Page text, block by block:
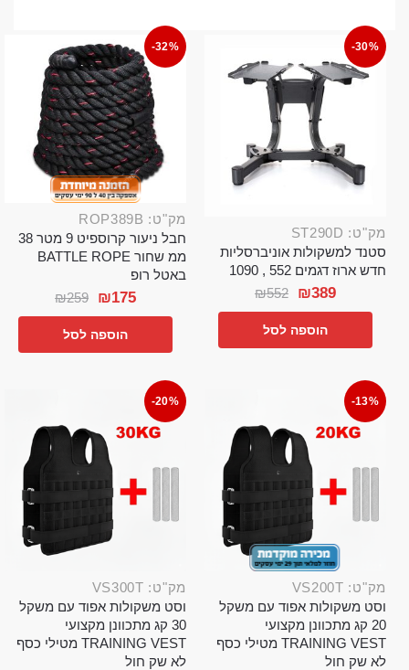
-30%
מק"ט: ST290D
סטנד למשקולות אוניברסליות
חדש ארוז דגמים 552 , 1090
₪552 ₪389
הוספה לסל
-32%
מק"ט: ROP389B
חבל ניעור קרוספיט 9 מטר 38
ממ שחור BATTLE ROPE
באטל רופ
₪259 ₪175
הוספה לסל
-13%
מק"ט: VS200T
וסט משקולות אפוד עם משקל
20 קג מתכוונן מקצועי
TRAINING VEST מטילי כסף
לא שק חול
-20%
מק"ט: VS300T
וסט משקולות אפוד עם משקל
30 קג מתכוונן מקצועי
TRAINING VEST מטילי כסף
לא שק חול